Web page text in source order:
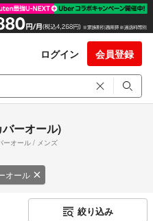
ログイン 会員登録
ーオール)
ーオール / メンズ
オール
絞り込み